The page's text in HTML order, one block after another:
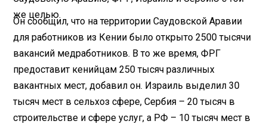
же целью.
Он сообщил, что на территории Саудовской Аравии
для работников из Кении было открыто 2500 тысячи
вакансий медработников. В то же время, ФРГ
предоставит кенийцам 250 тысяч различных
вакантных мест, добавил он. Израиль выделил 30
тысяч мест в сельхоз сфере, Сербия – 20 тысяч в
строительстве и сфере услуг, а РФ – 10 тысяч мест в